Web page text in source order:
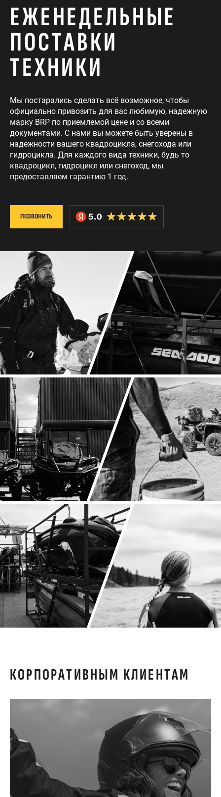
ЕЖЕНЕДЕЛЬНЫЕ
ПОСТАВКИ
ТЕХНИКИ
Мы постарались сделать всё возможное, чтобы
официально привозить для вас любимую, надежную
марку BRP по приемлемой цене и со всеми
документами. С нами вы можете быть уверены в
надежности вашего квадроцикла, снегохода или
гидроцикла. Для каждого вида техники, будь то
квадроцикл, гидроцикл или снегоход, мы
предоставляем гарантию 1 год.
ПОЗВОНИТЬ
КОРПОРАТИВНЫМ КЛИЕНТАМ